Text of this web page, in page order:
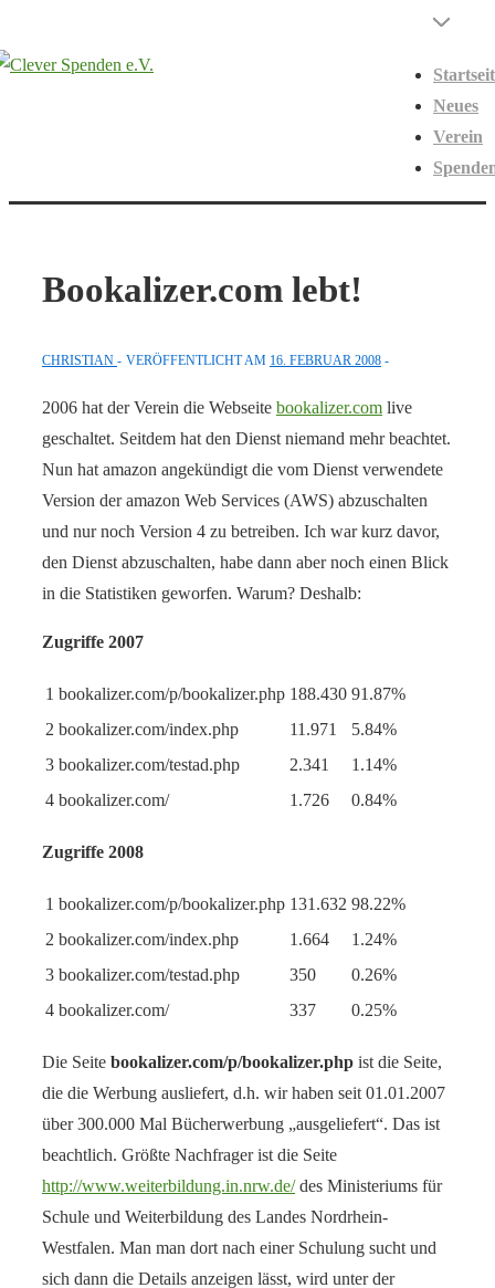
Zum
Menü
Neues
Verein
Bookalizer.com lebt!
CHRISTIAN VERÖFFENTLICHT AM 16. FEBRUAR 2008
2006 hat der Verein die Webseite bookalizer.com live
geschaltet. Seitdem hat den Dienst niemand mehr beachtet.
Nun hat amazon angekündigt die vom Dienst verwendete
Version der amazon Web Services (AWS) abzuschalten
und nur noch Version 4 zu betreiben. Ich war kurz davor,
den Dienst abzuschalten, habe dann aber noch einen Blick
in die Statistiken geworfen. Warum? Deshalb:
Zugriffe 2007
1 bookalizer.com/p/bookalizer.php 188.430 91.87%
2 bookalizer.com/index.php 11.971
5.84%
3 bookalizer.com/testad.php 2.341
1.14%
4 bookalizer.com/ 1.726 0.84%
Zugriffe 2008
1 bookalizer.com/p/bookalizer.php 131.632 98.22%
2 bookalizer.com/index.php 1.664
1.24%
3 bookalizer.com/testad.php 350
0.26%
4 bookalizer.com/ 337 0.25%
Die Seite bookalizer.com/p/bookalizer.php ist die Seite,
die die Werbung ausliefert, d.h. wir haben seit 01.01.2007
über 300.000 Mal Bücherwerbung „ausgeliefert“. Das ist
beachtlich. Größte Nachfrager ist die Seite
http://www.weiterbildung.in.nrw.de/des Ministeriums für
Schule und Weiterbildung des Landes Nordrhein-
Westfalen. Man man dort nach einer Schulung sucht und
sich dann die Details anzeigen lässt, wird unter der